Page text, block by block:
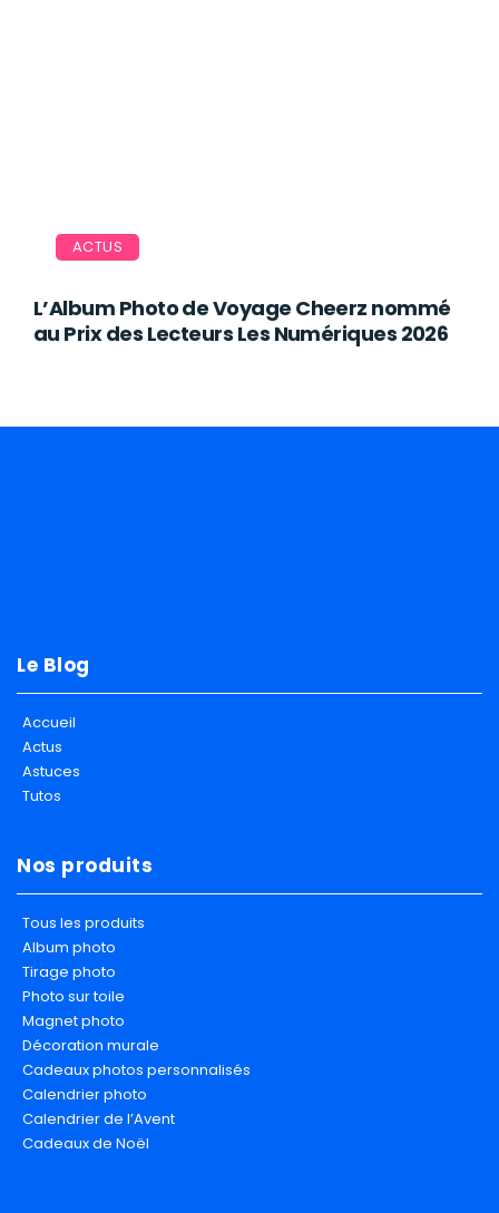
ACTUS
L’Album Photo de Voyage Cheerz nommé
au Prix des Lecteurs Les Numériques 2026
Le Blog
Accueil
Actus
Astuces
Tutos
Nos produits
Tous les produits
Album photo
Tirage photo
Photo sur toile
Magnet photo
Décoration murale
Cadeaux photos personnalisés
Calendrier photo
Calendrier de l’Avent
Cadeaux de Noël